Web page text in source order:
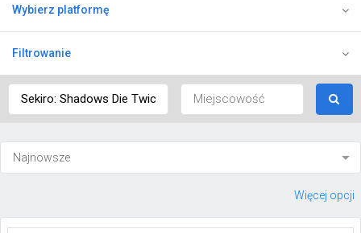
Wybierz platformę
Filtrowanie
Więcej opcji